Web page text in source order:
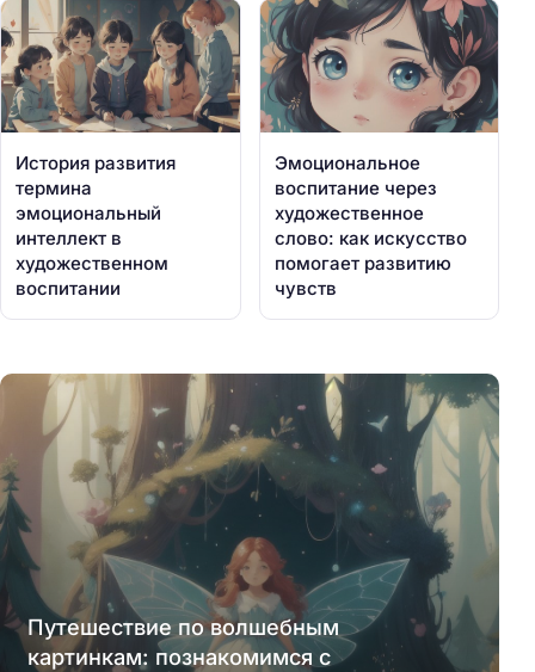
История развития
термина
эмоциональный
интеллект в
художественном
воспитании
Эмоциональное
воспитание через
художественное
слово: как искусство
помогает развитию
чувств
Путешествие по волшебным
картинкам: познакомимся с